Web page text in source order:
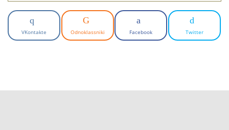
VKontakte Odnoklassniki Facebook Twitter